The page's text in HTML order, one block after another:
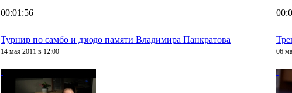
00:01:56
Турнир по самбо и дзюдо памяти Владимира Панкратова
14 мая 2011 в 12:00 06